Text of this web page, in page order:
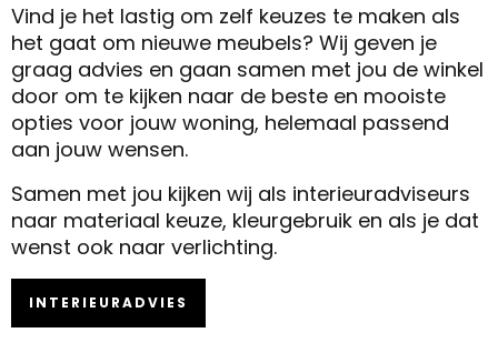
Vind je het lastig om zelf keuzes te maken als
het gaat om nieuwe meubels? Wij geven je
graag advies en gaan samen met jou de winkel
door om te kijken naar de beste en mooiste
opties voor jouw woning, helemaal passend
aan jouw wensen.
Samen met jou kijken wij als interieuradviseurs
naar materiaal keuze, kleurgebruik en als je dat
wenst ook naar verlichting.
INTERIEURADVIES